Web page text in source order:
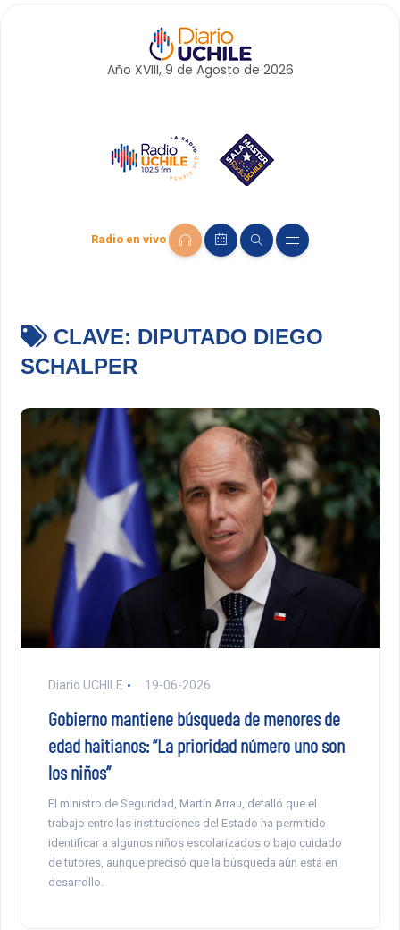
Año XVIII, 9 de Agosto de 2026
Radio en vivo
CLAVE: DIPUTADO DIEGO
SCHALPER
Diario UCHILE 19-06-2026
Gobierno mantiene búsqueda de menores de
edad haitianos: “La prioridad número uno son
los niños”
El ministro de Seguridad, Martín Arrau, detalló que el
trabajo entre las instituciones del Estado ha permitido
identificar a algunos niños escolarizados o bajo cuidado
de tutores, aunque precisó que la búsqueda aún está en
desarrollo.